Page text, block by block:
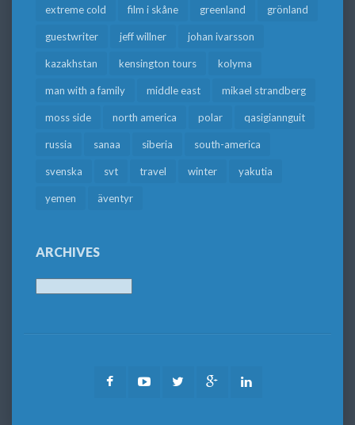
extreme cold film i skåne greenland grönland
guestwriter jeff willner johan ivarsson
kazakhstan kensington tours kolyma
man with a family middle east mikael strandberg
moss side north america polar qasigiannguit
russia sanaa siberia south-america
svenska svt travel winter yakutia
yemen äventyr
ARCHIVES
FacebookYoutubeTwitter Google